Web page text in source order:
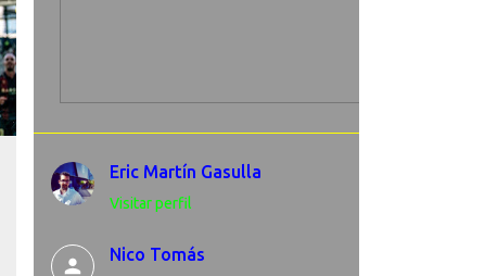
Eric Martín Gasulla
Visitar perfil
Nico Tomás